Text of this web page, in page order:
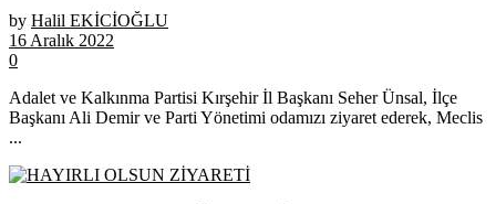
by Halil EKİCİOĞLU
16 Aralık 2022
0
Adalet ve Kalkınma Partisi Kırşehir İl Başkanı Seher Ünsal, İlçe
Başkanı Ali Demir ve Parti Yönetimi odamızı ziyaret ederek, Meclis
...